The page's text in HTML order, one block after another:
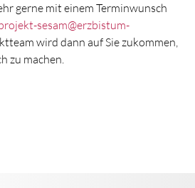
gerne mit einem Terminwunsch
sesam@erzbistum-
wird dann auf Sie zukommen,
zu machen.